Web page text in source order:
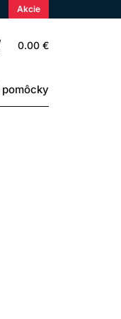
Akcie
0.00 €